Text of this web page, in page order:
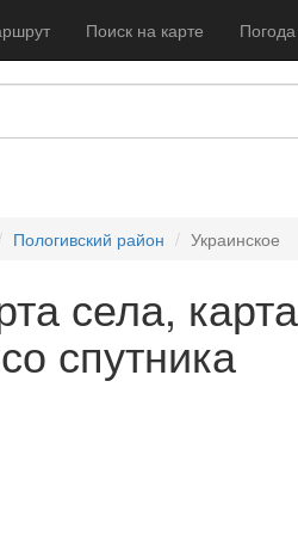
Поиск на карте
Пологивский район Украинское
села,
спутника